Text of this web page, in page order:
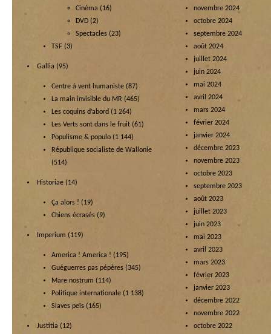
Cinéma (16)
DVD (2)
Spectacles (23)
TSF (3)
Gallia (95)
Centre à vent humaniste (87)
La main invisible du MR (465)
Les coquins d’abord (1 264)
Les Verts sont dans le fruit (61)
Populisme & populo (1 144)
République socialiste de Wallonie
(514)
Historiae (14)
Ça alors ! (19)
Chiens écrasés (9)
Imperium (119)
America ! America ! (195)
Guéguerres pas pépères (345)
Mare nostrum (114)
Politique internationale (1 138)
Slaves peïs (165)
Justitia (12)
novembre 2024
octobre 2024
septembre 2024
août 2024
juillet 2024
juin 2024
mai 2024
avril 2024
mars 2024
février 2024
janvier 2024
décembre 2023
novembre 2023
octobre 2023
septembre 2023
août 2023
juillet 2023
juin 2023
mai 2023
avril 2023
mars 2023
février 2023
janvier 2023
décembre 2022
novembre 2022
octobre 2022